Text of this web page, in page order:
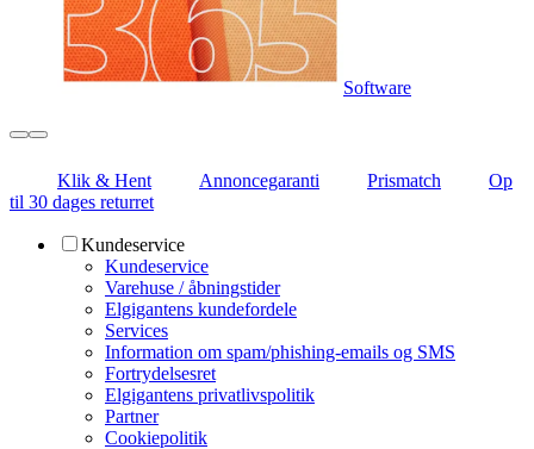
Software
Klik & Hent Annoncegaranti Prismatch
Op
til 30 dages returret
Kundeservice
Kundeservice
Varehuse / åbningstider
Elgigantens kundefordele
Services
Information om spam/phishing-emails og SMS
Fortrydelsesret
Elgigantens privatlivspolitik
Partner
Cookiepolitik